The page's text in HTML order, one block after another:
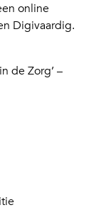
online
Digivaardig.
de Zorg’ –